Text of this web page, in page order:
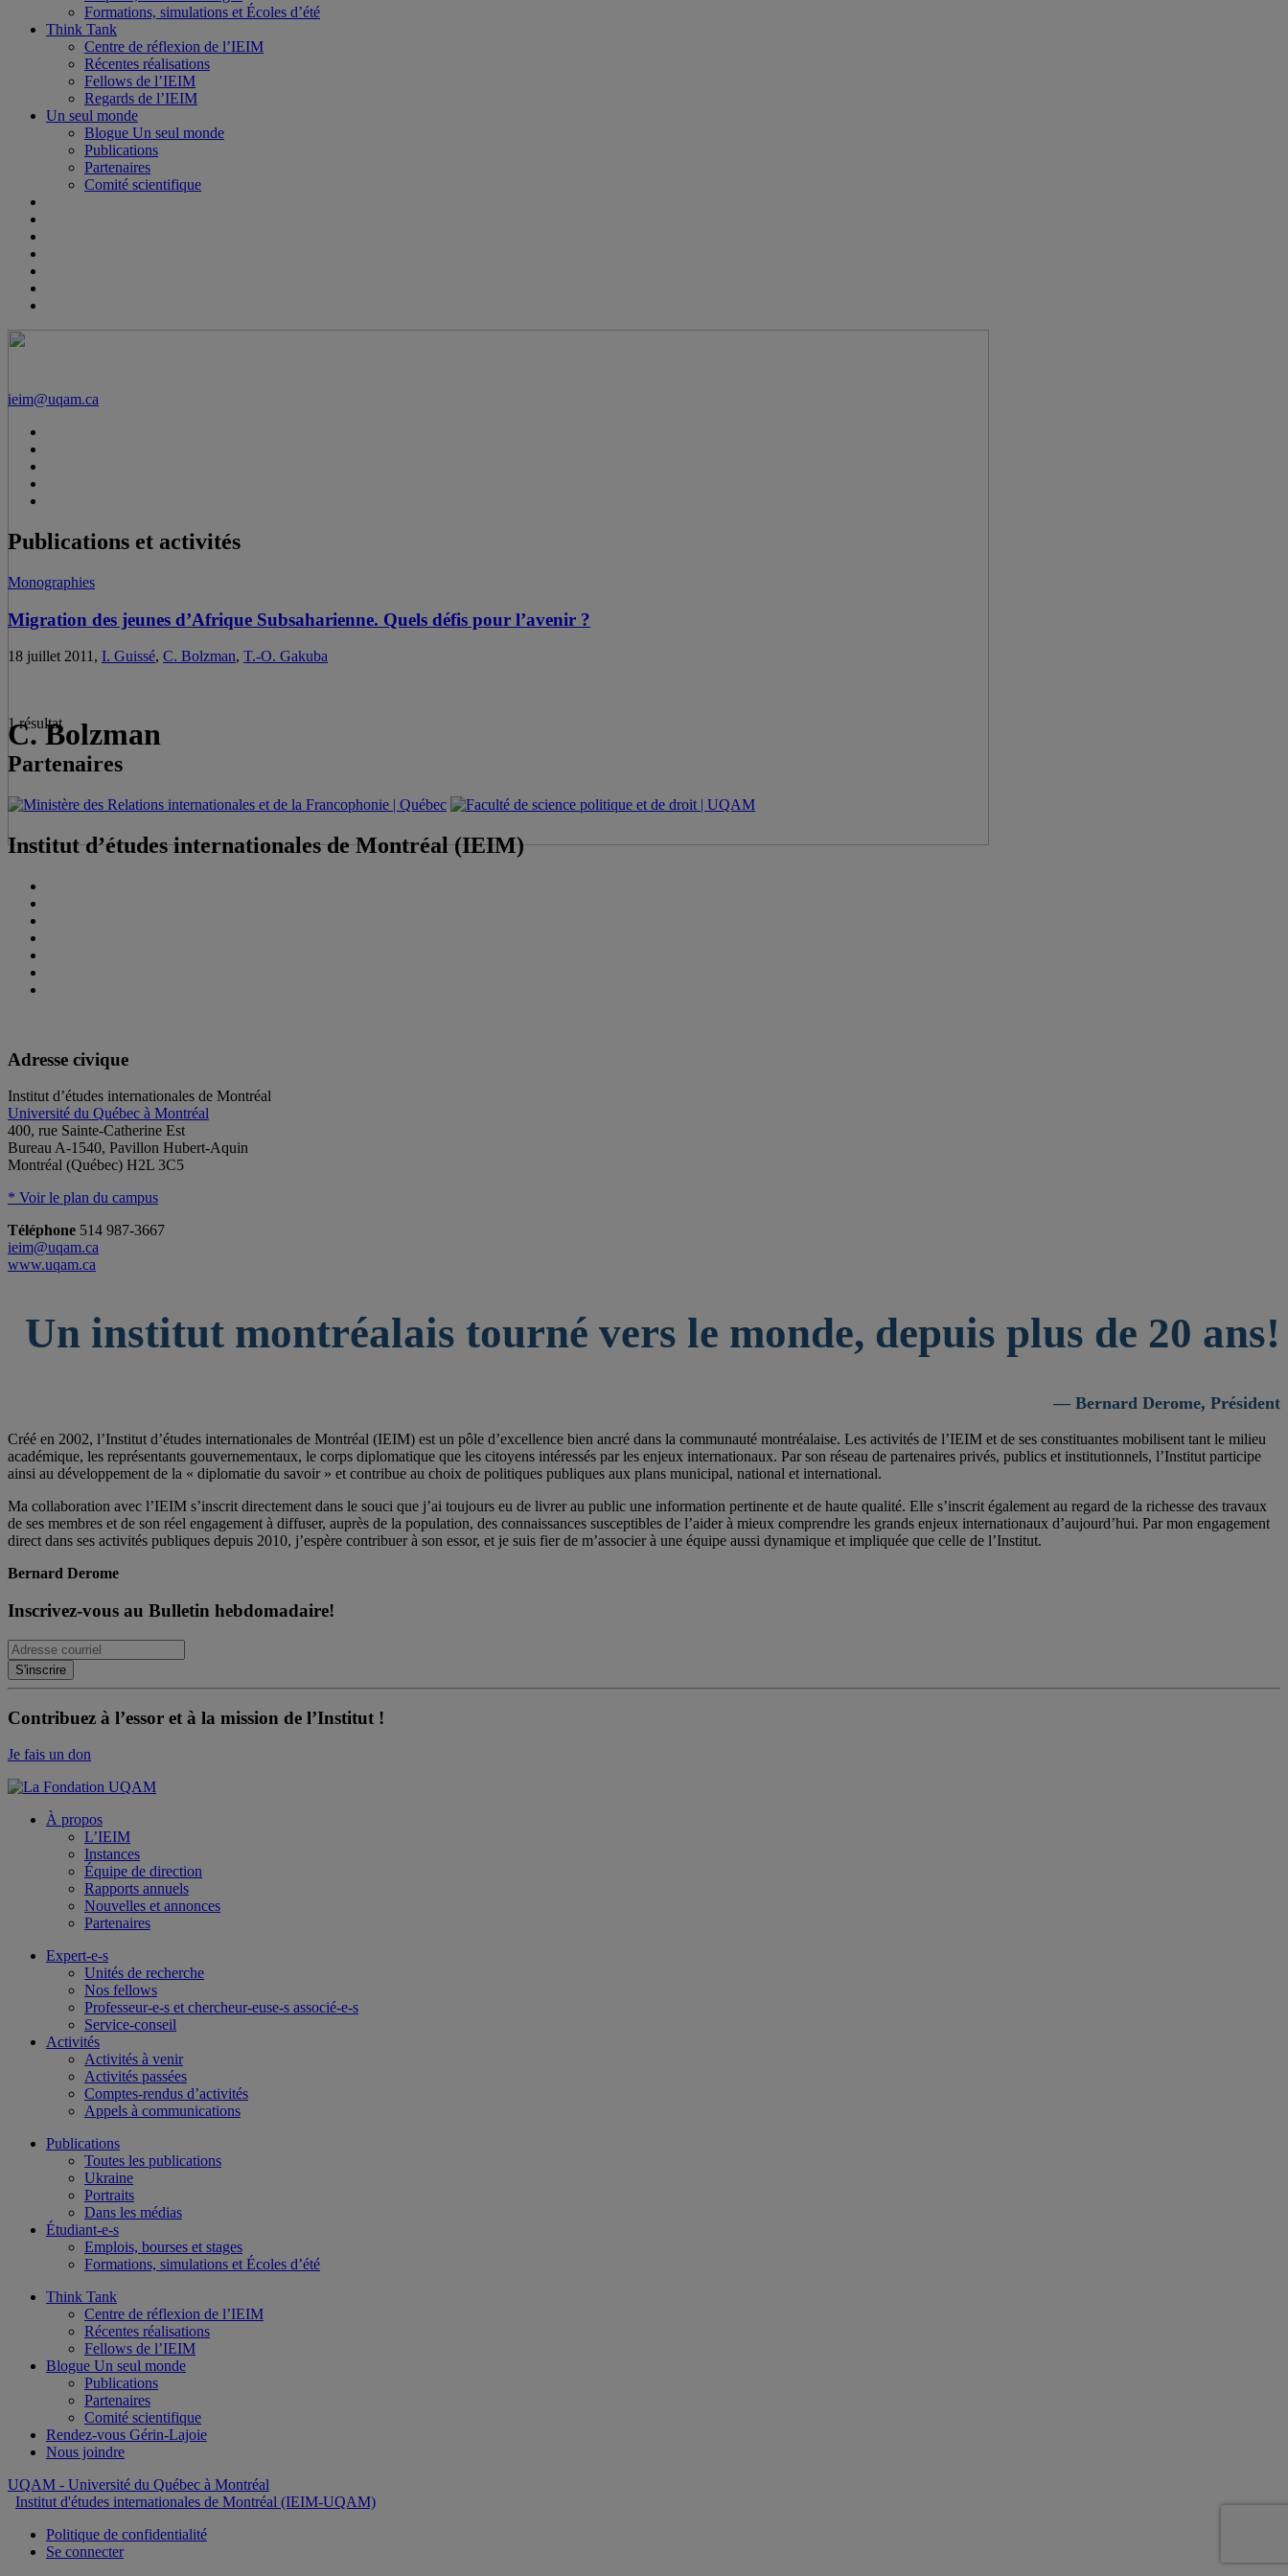
Formations, simulations et Écoles d’été
Think Tank
Centre de réflexion de l’IEIM
Récentes réalisations
Fellows de l’IEIM
Regards de l’IEIM
Un seul monde
Blogue Un seul monde
Publications
Partenaires
Comité scientifique
C. Bolzman
ieim@uqam.ca
Publications et activités
Monographies
Migration des jeunes d’Afrique Subsaharienne. Quels défis pour l’avenir ?
18 juillet 2011, I. Guissé, C. Bolzman, T.-O. Gakuba
1 résultat
Partenaires
Institut d’études internationales de Montréal (IEIM)
Adresse civique
Institut d’études internationales de Montréal
Université du Québec à Montréal
400, rue Sainte-Catherine Est
Bureau A-1540, Pavillon Hubert-Aquin
Montréal (Québec) H2L 3C5
* Voir le plan du campus
Téléphone 514 987-3667
ieim@uqam.ca
www.uqam.ca
Un institut montréalais tourné vers le monde, depuis plus de 20 ans!
— Bernard Derome, Président
Créé en 2002, l’Institut d’études internationales de Montréal (IEIM) est un pôle d’excellence bien ancré dans la communauté montréalaise. Les activités de l’IEIM et de ses constituantes mobilisent tant le milieu
académique, les représentants gouvernementaux, le corps diplomatique que les citoyens intéressés par les enjeux internationaux. Par son réseau de partenaires privés, publics et institutionnels, l’Institut participe
ainsi au développement de la « diplomatie du savoir » et contribue au choix de politiques publiques aux plans municipal, national et international.
Ma collaboration avec l’IEIM s’inscrit directement dans le souci que j’ai toujours eu de livrer au public une information pertinente et de haute qualité. Elle s’inscrit également au regard de la richesse des travaux
de ses membres et de son réel engagement à diffuser, auprès de la population, des connaissances susceptibles de l’aider à mieux comprendre les grands enjeux internationaux d’aujourd’hui. Par mon engagement
direct dans ses activités publiques depuis 2010, j’espère contribuer à son essor, et je suis fier de m’associer à une équipe aussi dynamique et impliquée que celle de l’Institut.
Bernard Derome
Inscrivez-vous au Bulletin hebdomadaire!
Contribuez à l’essor et à la mission de l’Institut !
Je fais un don
À propos
L’IEIM
Instances
Équipe de direction
Rapports annuels
Nouvelles et annonces
Partenaires
Expert-e-s
Unités de recherche
Nos fellows
Professeur-e-s et chercheur-euse-s associé-e-s
Service-conseil
Activités
Activités à venir
Activités passées
Comptes-rendus d’activités
Appels à communications
Publications
Toutes les publications
Ukraine
Portraits
Dans les médias
Étudiant-e-s
Emplois, bourses et stages
Formations, simulations et Écoles d’été
Think Tank
Centre de réflexion de l’IEIM
Récentes réalisations
Fellows de l’IEIM
Blogue Un seul monde
Publications
Partenaires
Comité scientifique
Rendez-vous Gérin-Lajoie
Nous joindre
UQAM - Université du Québec à Montréal
Institut d'études internationales de Montréal (IEIM-UQAM)
Politique de confidentialité
Se connecter